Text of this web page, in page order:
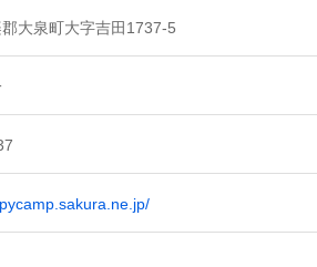
大泉町大字吉田1737-5